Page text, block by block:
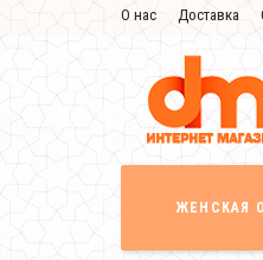
О нас Доставка
ЖЕНСКАЯ